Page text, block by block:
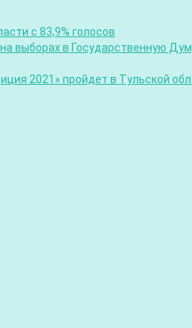
с 83,9% голосов
выборах в Государственную
2021» пройдет в Тульской